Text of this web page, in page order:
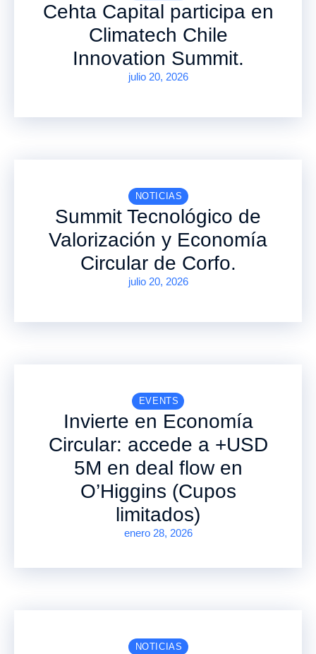
Cehta Capital participa en
Climatech Chile
Innovation Summit.
julio 20, 2026
NOTICIAS
Summit Tecnológico de
Valorización y Economía
Circular de Corfo.
julio 20, 2026
EVENTS
Invierte en Economía
Circular: accede a +USD
5M en deal flow en
O’Higgins (Cupos
limitados)
enero 28, 2026
NOTICIAS